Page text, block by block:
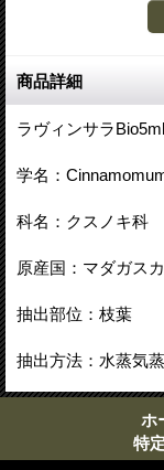
商品詳細
ラヴィンサラ
学名：
科名：クスノキ科
原産国：マダガス
抽出部位：枝葉
抽出方法：水蒸気
ホ
特